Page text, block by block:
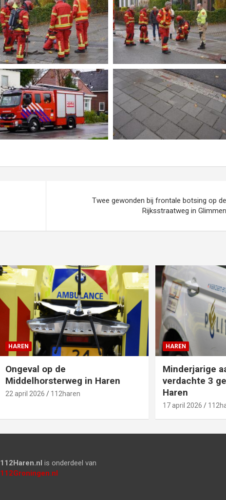
Twee gewonden bij frontale botsing op de
Rijksstraatweg in Glimmen
HAREN
Ongeval op de
Middelhorsterweg in Haren
22 april 2026 112haren
HAREN
Minderjarige
verdachte 3
Haren
17 april 2026
112Haren.nl is onderdeel van
112Groningen.nl